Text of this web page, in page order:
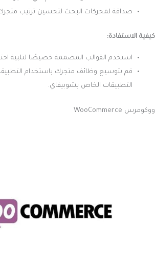
صداقة لمحركات البحث لتحسين ترتيب
كيفية الاستفادة:
استخدم القوالب المصممة خصيصًا لتلبية
قم بتوسيع وظائف متجرك باستخدام
التطبيقات الخاص بشوبيفاي.
ووكومرس WooCommerce